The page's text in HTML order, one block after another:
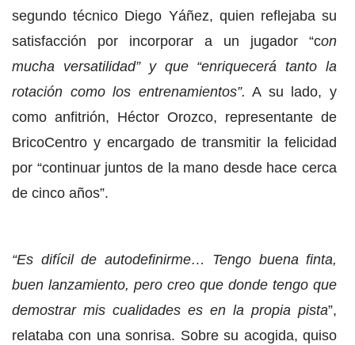
segundo técnico Diego Yáñez, quien reflejaba su
satisfacción por incorporar a un jugador “con
mucha versatilidad” y que “enriquecerá tanto la
rotación como los entrenamientos”. A su lado, y
como anfitrión, Héctor Orozco, representante de
BricoCentro y encargado de transmitir la felicidad
por “continuar juntos de la mano desde hace cerca
de cinco años”.
“Es difícil de autodefinirme… Tengo buena finta,
buen lanzamiento, pero creo que donde tengo que
demostrar mis cualidades es en la propia pista”,
relataba con una sonrisa. Sobre su acogida, quiso